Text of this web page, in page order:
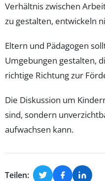
Verhältnis zwischen
zu gestalten, entwickeln
Eltern und Pädagogen
Umgebungen gestalten,
richtige Richtung zur
Die Diskussion um
sind, sondern
aufwachsen kann.
Teilen: